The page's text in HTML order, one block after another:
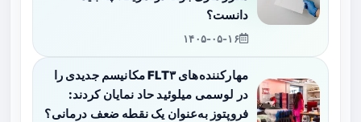
دانست؟
۱۴۰۵-۰۵-۱۶
مهارکننده‌های FLT۳ مکانیسم جدیدی را
در لوسمی میلوئید حاد نمایان کردند:
فروپتوز به‌عنوان یک نقطه ضعف درمانی؟